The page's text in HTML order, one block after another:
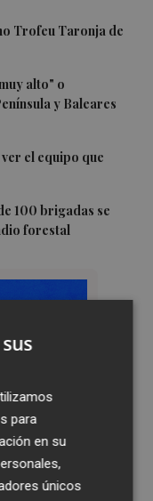
Trofeu Taronja de
alto" o
y Baleares
el equipo que
100 brigadas se
forestal
para
en su
únicos